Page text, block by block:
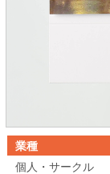
業種
個人・サークル